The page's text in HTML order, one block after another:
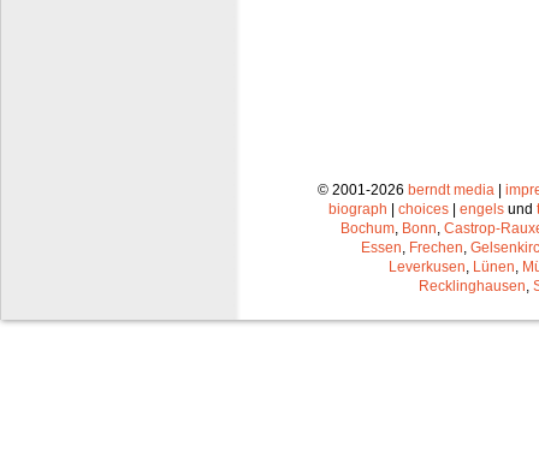
© 2001-2026 berndt media|
biograph
choices engels und
Bochum, Bonn, Castrop-
Essen, Frechen,
Leverkusen, Lünen,
Recklinghausen,